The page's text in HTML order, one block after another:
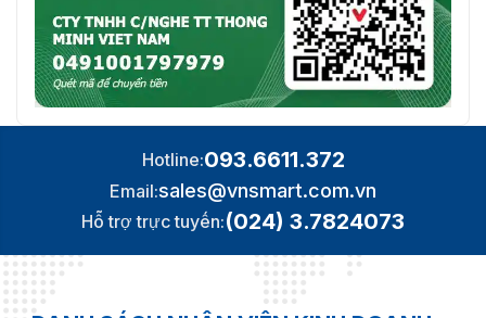
Hotline:093.6611.372
Email:sales@vnsmart.com.vn
Hỗ trợ trực tuyến:(024) 3.7824073